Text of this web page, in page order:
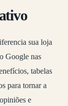
sua loja
Google nas
tabelas
para tornar a
e